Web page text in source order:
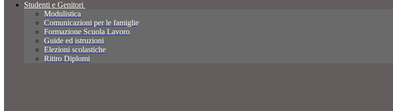
Studenti e Genitori
Modulistica
Comunicazioni per le famiglie
Formazione Scuola Lavoro
Guide ed istruzioni
Elezioni scolastiche
Ritiro Diplomi